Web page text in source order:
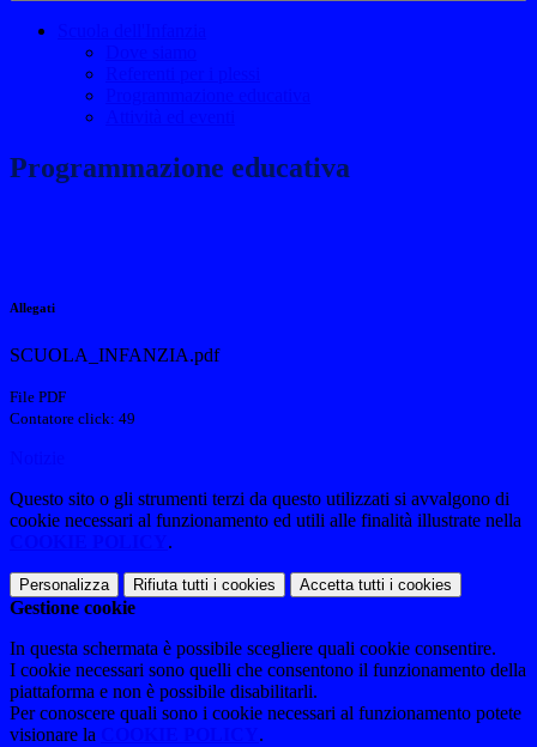
Programmazione educativa
Allegati
SCUOLA_INFANZIA.pdf
File PDF
Contatore click: 49
Questo sito o gli strumenti terzi da questo utilizzati si avvalgono di
cookie necessari al funzionamento ed utili alle finalità illustrate nella
.
Personalizza Rifiuta tutti i cookies Accetta tutti i cookies
Gestione cookie
In questa schermata è possibile scegliere quali cookie consentire.
I cookie necessari sono quelli che consentono il funzionamento della
piattaforma e non è possibile disabilitarli.
Per conoscere quali sono i cookie necessari al funzionamento potete
visionare la
.